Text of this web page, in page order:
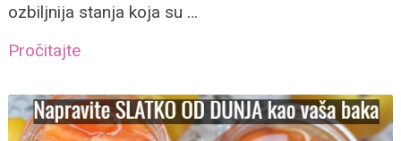
ozbiljnija stanja koja su …
Pročitajte